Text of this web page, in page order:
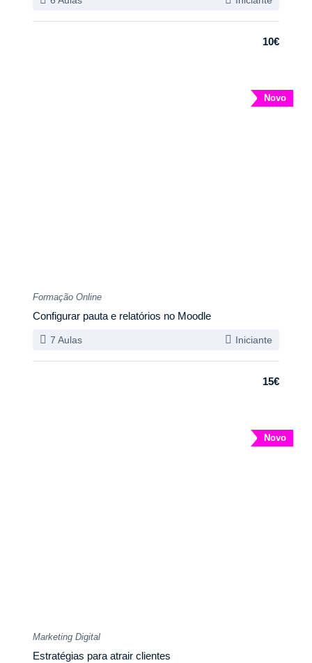
10€
Novo
Formação Online
Configurar pauta e relatórios no Moodle
7 Aulas Iniciante
15€
Novo
Marketing Digital
Estratégias para atrair clientes